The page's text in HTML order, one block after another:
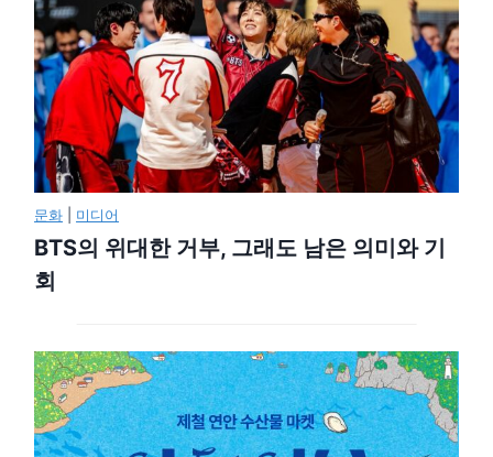
문화 미디어
BTS의 위대한 거부, 그래도 남은 의미와 기
회